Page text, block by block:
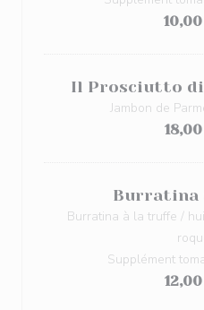
Il Prosciutto di
Jambon de
Burratina à la truffe /
Supplément